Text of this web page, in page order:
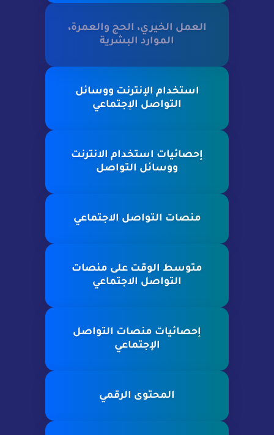
العمل الخيري، الحج والعمرة،
الموارد البشرية
استخدام الإنترنت ووسائل
التواصل الإجتماعي
إحصائيات استخدام الانترنت
ووسائل التواصل
منصات التواصل الاجتماعي
متوسط الوقت على منصات
التواصل الاجتماعي
إحصائيات منصات التواصل
الإجتماعي
المحتوى الرقمي